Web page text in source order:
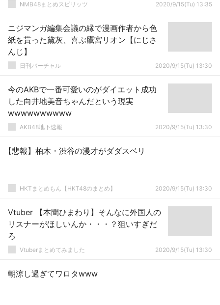
NMB48まとめスピリッツ 2020/9/15(Tu) 13:35
ニジマンガ編集会議の縁で漫画作者から色
紙を貰った黛灰、喜ぶ鷹宮リオン【にじさ
んじ】
日刊バーチャル 2020/9/15(Tu) 13:30
今のAKBで一番可愛いのがダイエット成功
した向井地美音ちゃんだという現実
wwwwwwwwww
AKB48地下速報 2020/9/15(Tu) 13:30
【悲報】柏木・渋谷の漫才がダダスベリ
HKTまとめもん【HKT48のまとめ】 2020/9/15(Tu) 13:30
Vtuber 【本間ひまわり】そんなに外国人の
リスナーがほしいんか・・・？狙いすぎだ
ろ
Vtuberまとめてみました 2020/9/15(Tu) 13:30
朝涼し過ぎてワロタwww